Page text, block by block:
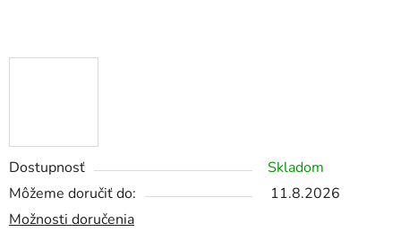
Dostupnosť
Skladom
Môžeme doručiť do:
11.8.2026
Možnosti doručenia